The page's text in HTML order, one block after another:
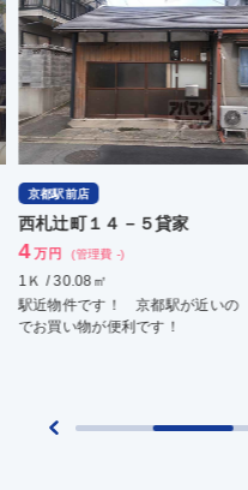
京都駅前店
西札辻町１４－５貸家
4 万円 (管理費 -)
1Ｋ / 30.08㎡
駅近物件です！ 京都駅が近いの
でお買い物が便利です！